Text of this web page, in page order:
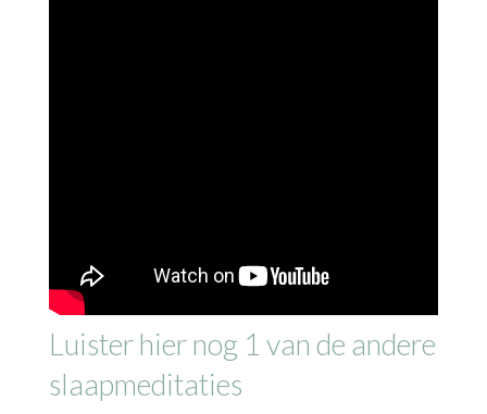
Luister hier nog 1 van de andere
slaapmeditaties